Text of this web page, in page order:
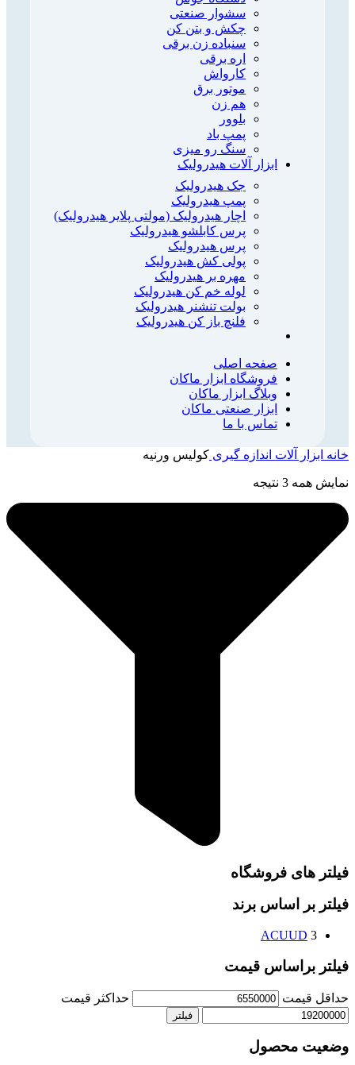
سشوار صنعتی
چکش و بتن کن
سنباده زن برقی
اره برقی
کارواش
موتور برق
هم زن
بلوور
پمپ باد
سنگ رو میزی
ابزار آلات هیدرولیک
جک هیدرولیک
پمپ هیدرولیک
اچار هیدرولیک (مولتی پلایر هیدرولیک)
پرس کابلشو هیدرولیک
پرس هیدرولیک
پولی کش هیدرولیک
مهره بر هیدرولیک
لوله خم کن هیدرولیک
بولت تنشنر هیدرولیک
فلنچ باز کن هیدرولیک
صفحه اصلی
فروشگاه ابزار ماکان
وبلاگ ابزار ماکان
ابزار صنعتی ماکان
تماس با ما
خانه ابزار آلات اندازه گیری کولیس ورنیه
نمایش همه 3 نتیجه
فیلتر های فروشگاه
فیلتر بر اساس برند
ACUUD 3
فیلتر براساس قیمت
حداقل قیمت حداکثر قیمت
فیلتر
وضعیت محصول